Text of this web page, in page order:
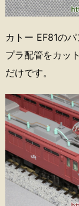
カトー EF81の
プラ配管をカッ
だけです。